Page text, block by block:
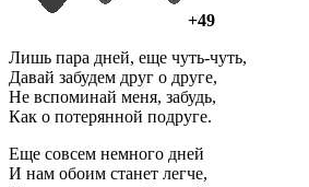
+49
Лишь пара дней, еще чуть-чуть,
Давай забудем друг о друге,
Не вспоминай меня, забудь,
Как о потерянной подруге.
Еще совсем немного дней
И нам обоим станет легче,